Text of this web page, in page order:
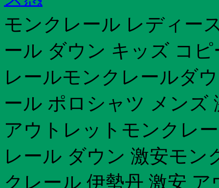
モンクレール レディー
ール ダウン キッズ コ
レールモンクレールダ
ール ポロシャツ メンズ
アウトレットモンクレ
レール ダウン 激安モン
クレール 伊勢丹 激安